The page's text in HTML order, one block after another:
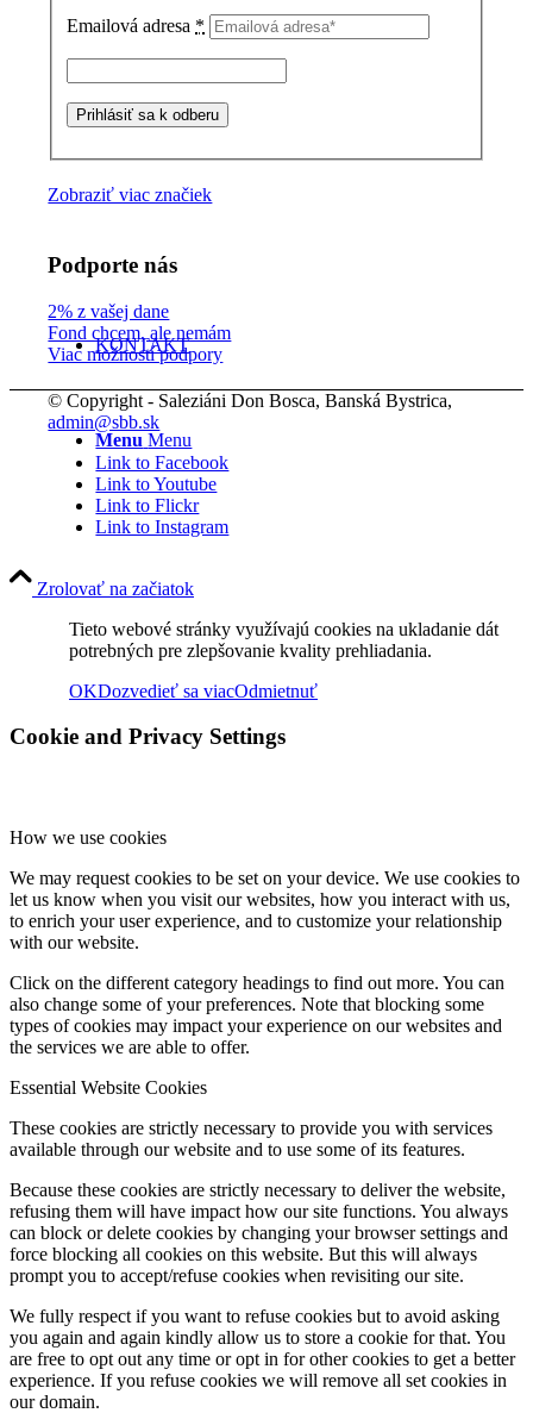
KONTAKT
Menu Menu
Emailová adresa *
Zobraziť viac značiek
Podporte nás
2% z vašej dane
Fond chcem, ale nemám
Viac možností podpory
© Copyright - Saleziáni Don Bosca, Banská Bystrica,
admin@sbb.sk
Link to Facebook
Link to Youtube
Link to Flickr
Link to Instagram
Zrolovať na začiatok
Tieto webové stránky využívajú cookies na ukladanie dát
potrebných pre zlepšovanie kvality prehliadania.
OKDozvedieť sa viacOdmietnuť
Cookie and Privacy Settings
How we use cookies
We may request cookies to be set on your device. We use cookies to
let us know when you visit our websites, how you interact with us,
to enrich your user experience, and to customize your relationship
with our website.
Click on the different category headings to find out more. You can
also change some of your preferences. Note that blocking some
types of cookies may impact your experience on our websites and
the services we are able to offer.
Essential Website Cookies
These cookies are strictly necessary to provide you with services
available through our website and to use some of its features.
Because these cookies are strictly necessary to deliver the website,
refusing them will have impact how our site functions. You always
can block or delete cookies by changing your browser settings and
force blocking all cookies on this website. But this will always
prompt you to accept/refuse cookies when revisiting our site.
We fully respect if you want to refuse cookies but to avoid asking
you again and again kindly allow us to store a cookie for that. You
are free to opt out any time or opt in for other cookies to get a better
experience. If you refuse cookies we will remove all set cookies in
our domain.